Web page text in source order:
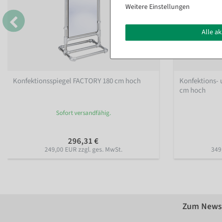
Konfektionsspiegel FACTORY 180 cm hoch
Sofort versandfähig.
296,31 €
249,00 EUR zzgl. ges. MwSt.
Konfektions-
cm hoch
Zum
Weitere Einstellungen
Alle